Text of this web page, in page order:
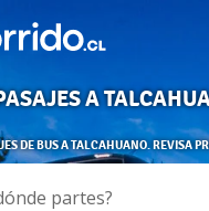
A
DE BUS A TALCAHUANO. REVISA
partes?